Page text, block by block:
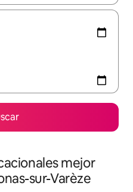
mejor
sur-Varèze